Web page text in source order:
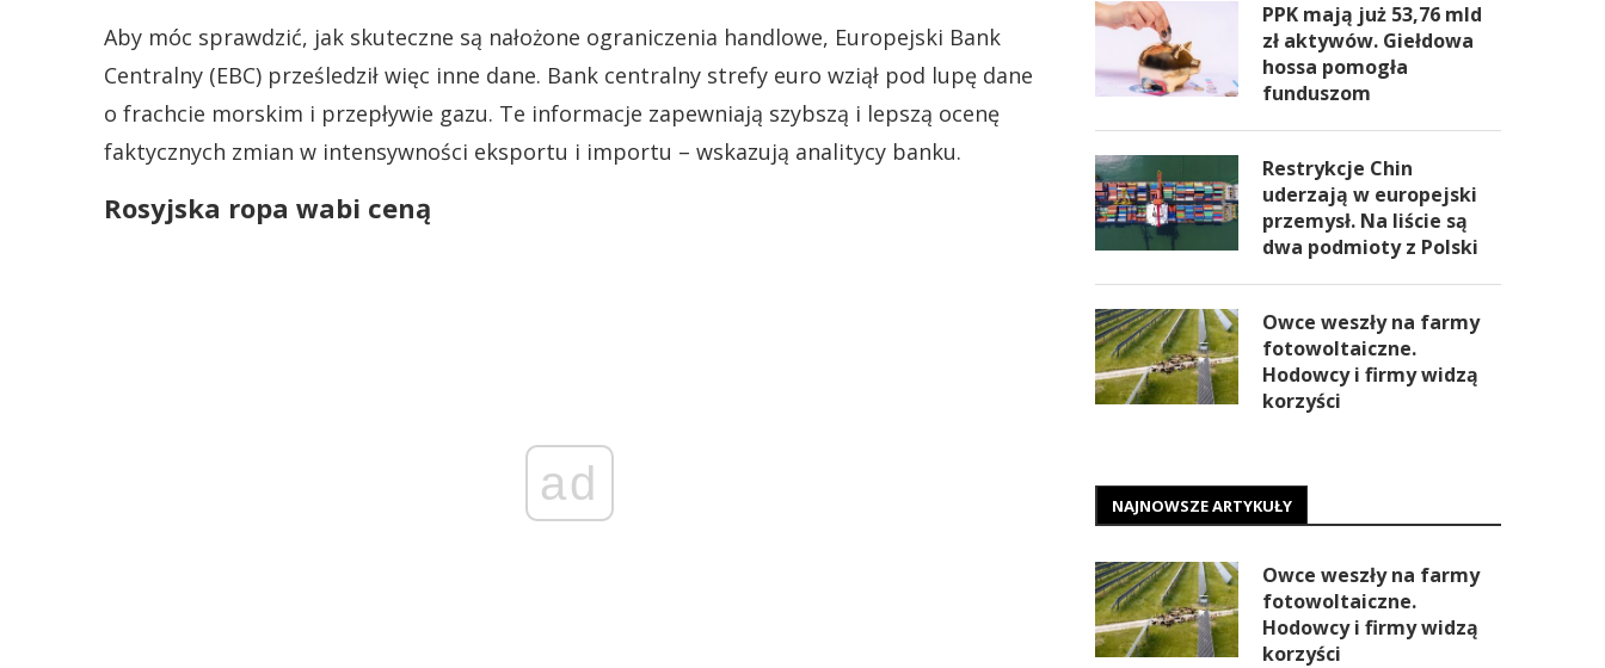
Aby móc sprawdzić, jak skuteczne są nałożone ograniczenia handlowe, Europejski Bank
Centralny (EBC) prześledził więc inne dane. Bank centralny strefy euro wziął pod lupę dane
o frachcie morskim i przepływie gazu. Te informacje zapewniają szybszą i lepszą ocenę
faktycznych zmian w intensywności eksportu i importu – wskazują analitycy banku.
Rosyjska ropa wabi ceną
ad
PPK mają już 53,76 mld
zł aktywów. Giełdowa
hossa pomogła
funduszom
Restrykcje Chin
uderzają w europejski
przemysł. Na liście są
dwa podmioty z Polski
Owce weszły na farmy
fotowoltaiczne.
Hodowcy i firmy widzą
korzyści
NAJNOWSZE ARTYKUŁY
Owce weszły na farmy
fotowoltaiczne.
Hodowcy i firmy widzą
korzyści